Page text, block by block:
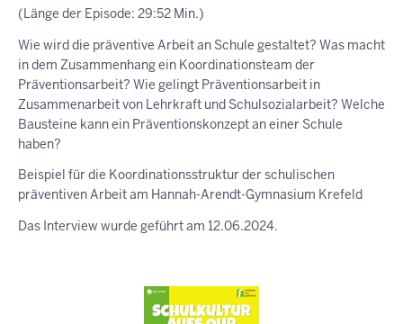
(Länge der Episode: 29:52 Min.)
Wie wird die präventive Arbeit an Schule gestaltet? Was macht
in dem Zusammenhang ein Koordinationsteam der
Präventionsarbeit? Wie gelingt Präventionsarbeit in
Zusammenarbeit von Lehrkraft und Schulsozialarbeit? Welche
Bausteine kann ein Präventionskonzept an einer Schule
haben?
Beispiel für die Koordinationsstruktur der schulischen
präventiven Arbeit am Hannah-Arendt-Gymnasium Krefeld
Das Interview wurde geführt am 12.06.2024.